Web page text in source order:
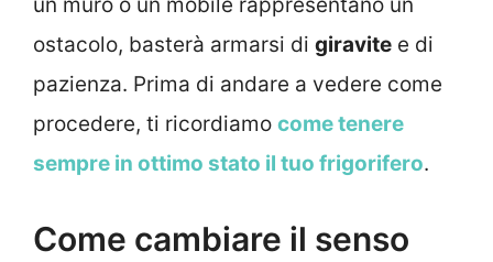
ostacolo, basterà armarsi di giravite e di
pazienza. Prima di andare a vedere come
procedere, ti ricordiamo come tenere
sempre in ottimo stato il tuo frigorifero.
Come cambiare il senso